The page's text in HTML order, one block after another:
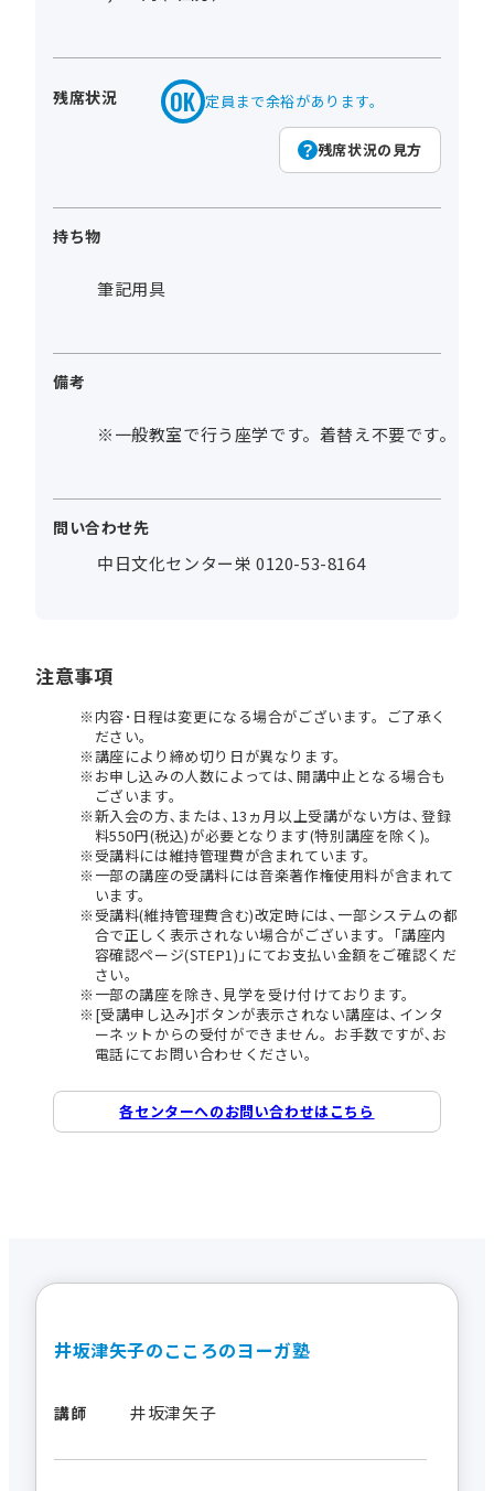
残席状況 定員まで余裕があります。
残席状況の見方
持ち物
筆記用具
備考
※一般教室で行う座学です。着替え不要です。
問い合わせ先
中日文化センター栄 0120-53-8164
注意事項
内容･日程は変更になる場合がございます。ご了承く
ださい。
講座により締め切り日が異なります。
お申し込みの人数によっては､開講中止となる場合も
ございます。
新入会の方､または､13ヵ月以上受講がない方は､登録
料550円(税込)が必要となります(特別講座を除く)。
受講料には維持管理費が含まれています。
一部の講座の受講料には音楽著作権使用料が含まれて
います。
受講料(維持管理費含む)改定時には､一部システムの都
合で正しく表示されない場合がございます。｢講座内
容確認ページ(STEP1)｣にてお支払い金額をご確認くだ
さい。
一部の講座を除き､見学を受け付けております。
[受講申し込み]ボタンが表示されない講座は､インタ
ーネットからの受付ができません。お手数ですが､お
電話にてお問い合わせください。
各センターへのお問い合わせはこちら
井坂津矢子のこころのヨーガ塾
講師 井坂津矢子